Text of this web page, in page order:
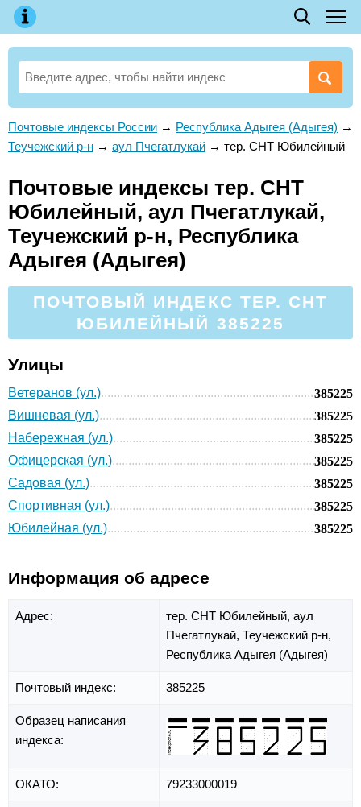
Почтовые индексы России → Республика Адыгея (Адыгея) →
Теучежский р-н → аул Пчегатлукай → тер. СНТ Юбилейный
Почтовые индексы тер. СНТ
Юбилейный, аул Пчегатлукай,
Теучежский р-н, Республика
Адыгея (Адыгея)
ПОЧТОВЫЙ ИНДЕКС ТЕР. СНТ
ЮБИЛЕЙНЫЙ 385225
Улицы
Ветеранов (ул.)
385225
Вишневая (ул.)
385225
Набережная (ул.)
385225
Офицерская (ул.)
385225
Садовая (ул.)
385225
Спортивная (ул.)
385225
Юбилейная (ул.)
385225
Информация об адресе
Адрес: тер. СНТ Юбилейный, аул
Пчегатлукай, Теучежский р-н,
Республика Адыгея (Адыгея)
Почтовый индекс: 385225
Образец написания
индекса:
ОКАТО: 79233000019